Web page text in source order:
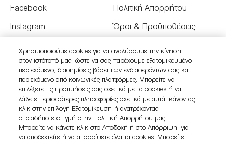
Facebook
Instagram
Twitter
Πολιτική Απορρήτου
Όροι & Προϋποθέσεις
Διαχειριστείτε τα Cookies
του Ιστότοπου
Χρησιμοποιούμε cookies για να αναλύσουμε την κίνηση
στον ιστότοπό μας, ώστε να σας παρέχουμε εξατομικευμένο
περιεχόμενο, διαφημίσεις βάσει των ενδιαφερόντων σας και
περιεχόμενο από κοινωνικές πλατφόρμες. Μπορείτε να
επιλέξετε τις προτιμήσεις σας σχετικά με τα cookies ή να
λάβετε περισσότερες πληροφορίες σχετικά με αυτά, κάνοντας
κλικ στην επιλογή Εξατομίκευση ή ανατρέχοντας
οποιαδήποτε στιγμή στην Πολιτική Απορρήτου μας.
Μπορείτε να κάνετε κλικ στο Αποδοχή ή στο Απόρριψη, για
να αποδεχτείτε ή να απορρίψετε όλα τα cookies. Μπορείτε